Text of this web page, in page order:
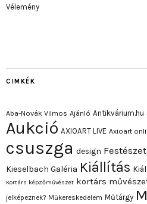
Vélemény
CIMKÉK
Aba-Novák Vilmos Ajánló Antikvárium.hu
Aukció AXIOART LIVE Axioart
csuszga design Festészet
Kieselbach Galéria Kiállítás
Kortárs képzőművészet kortárs
jelképeznek? Műkereskedelem Műtárgy